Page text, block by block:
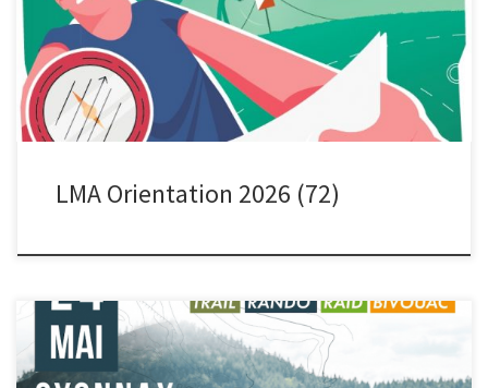
l’orientation Raid-Ox 72 étaient présents. Sur la chasse à […]
LMA Orientation 2026 (72)